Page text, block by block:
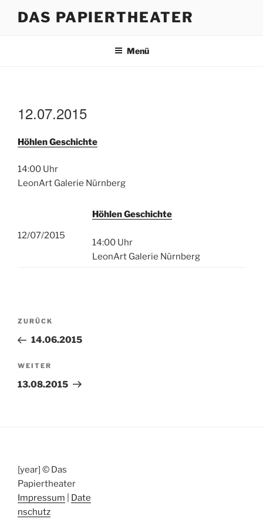
InhaltDAS PAPIERTHEATER
Menü
12.07.2015
Höhlen Geschichte
14:00 Uhr
LeonArt Galerie Nürnberg
12/07/2015
Höhlen Geschichte
14:00 Uhr
LeonArt Galerie Nürnberg
Beitragsnavigation
Vorheriger
Beitrag
ZURÜCK
14.06.2015
Nächster
Beitrag
WEITER
13.08.2015
[year] © Das
Papiertheater
Impressum
Date
nschutz